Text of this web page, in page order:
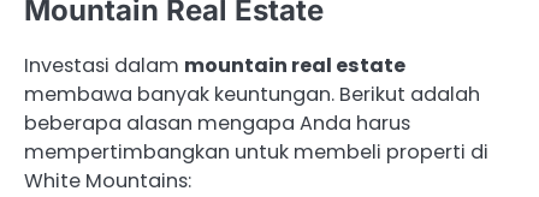
Mountain Real Estate
Investasi dalam mountain real estate
membawa banyak keuntungan. Berikut adalah
beberapa alasan mengapa Anda harus
mempertimbangkan untuk membeli properti di
White Mountains: